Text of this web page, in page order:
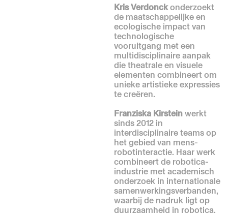
Kris Verdonckonderzoekt
de maatschappelijke en
ecologische impact van
technologische
vooruitgang met een
multidisciplinaire aanpak
die theatrale en visuele
elementen combineert om
unieke artistieke expressies
te creëren.
Franziska Kirsteinwerkt
sinds 2012 in
interdisciplinaire teams op
het gebied van mens-
robotinteractie. Haar werk
combineert de robotica-
industrie met academisch
onderzoek in internationale
samenwerkingsverbanden,
waarbij de nadruk ligt op
duurzaamheid in robotica.